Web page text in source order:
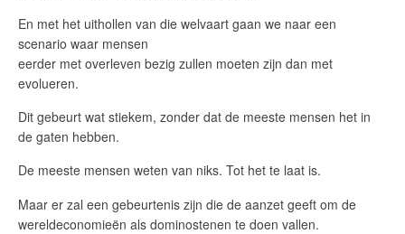
En met het uithollen van die welvaart gaan we naar een
scenario waar mensen
eerder met overleven bezig zullen moeten zijn dan met
evolueren.
Dit gebeurt wat stiekem, zonder dat de meeste mensen het in
de gaten hebben.
De meeste mensen weten van niks. Tot het te laat is.
Maar er zal een gebeurtenis zijn die de aanzet geeft om de
wereldeconomieën als dominostenen te doen vallen.